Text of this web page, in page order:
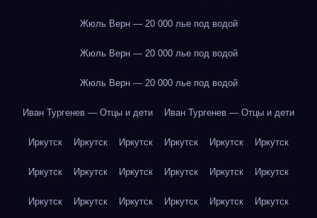
Жюль Верн — 20 000 лье под водой
Жюль Верн — 20 000 лье под водой
Жюль Верн — 20 000 лье под водой
Иван Тургенев — Отцы и дети Иван Тургенев — Отцы и дети
Иркутск Иркутск Иркутск Иркутск Иркутск Иркутск
Иркутск Иркутск Иркутск Иркутск Иркутск Иркутск
Иркутск Иркутск Иркутск Иркутск Иркутск Иркутск